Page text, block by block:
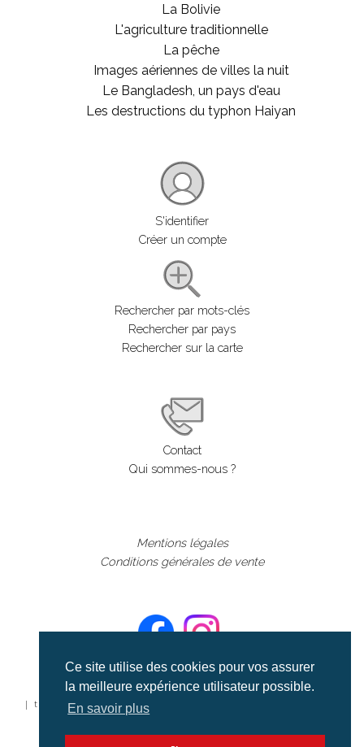
Ce site utilise des cookies pour vos assurer
la meilleure expérience utilisateur possible.
En savoir plus
La Bolivie
L'agriculture traditionnelle
La pêche
Images aériennes de villes la nuit
Le Bangladesh, un pays d'eau
Les destructions du typhon Haiyan
S'identifier
Créer un compte
Rechercher par mots-clés
Rechercher par pays
Rechercher sur la carte
Contact
Qui sommes-nous ?
Mentions légales
Conditions générales de vente
©aerialcollection marque déposée 2024
| tous droits réservés | aerialcollection.fr banque d'images
aériennes et documentaires video et cinéma |